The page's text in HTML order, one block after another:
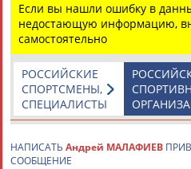
России по лыжным гонкам
...округа в составе Сергея
Александра Легкова и Сергея
команда... ...ин Главатских) –
Станислав Волженцев,Андрей
+2.25,0. ...
(Проект:Информационное агентство
28.03.2014
Если вы нашли ошибку в
недостающую информацию,
самостоятельно
РОССИЙСКИЕ
СПОРТСМЕНЫ,
СПЕЦИАЛИСТЫ
НАПИСАТЬ Андрей МАЛАФИЕВ
СООБЩЕНИЕ